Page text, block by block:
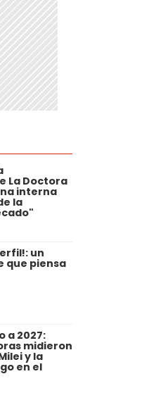
La Doctora
interna
la
un
que piensa
a 2027:
midieron
y la
en el